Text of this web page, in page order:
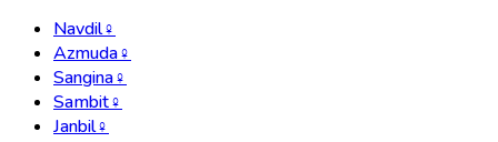
Navdil♀
Azmuda♀
Sangina♀
Sambit♀
Janbil♀